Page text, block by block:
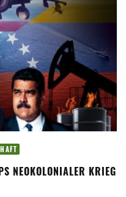
NEOKOLONIALER KRIEG